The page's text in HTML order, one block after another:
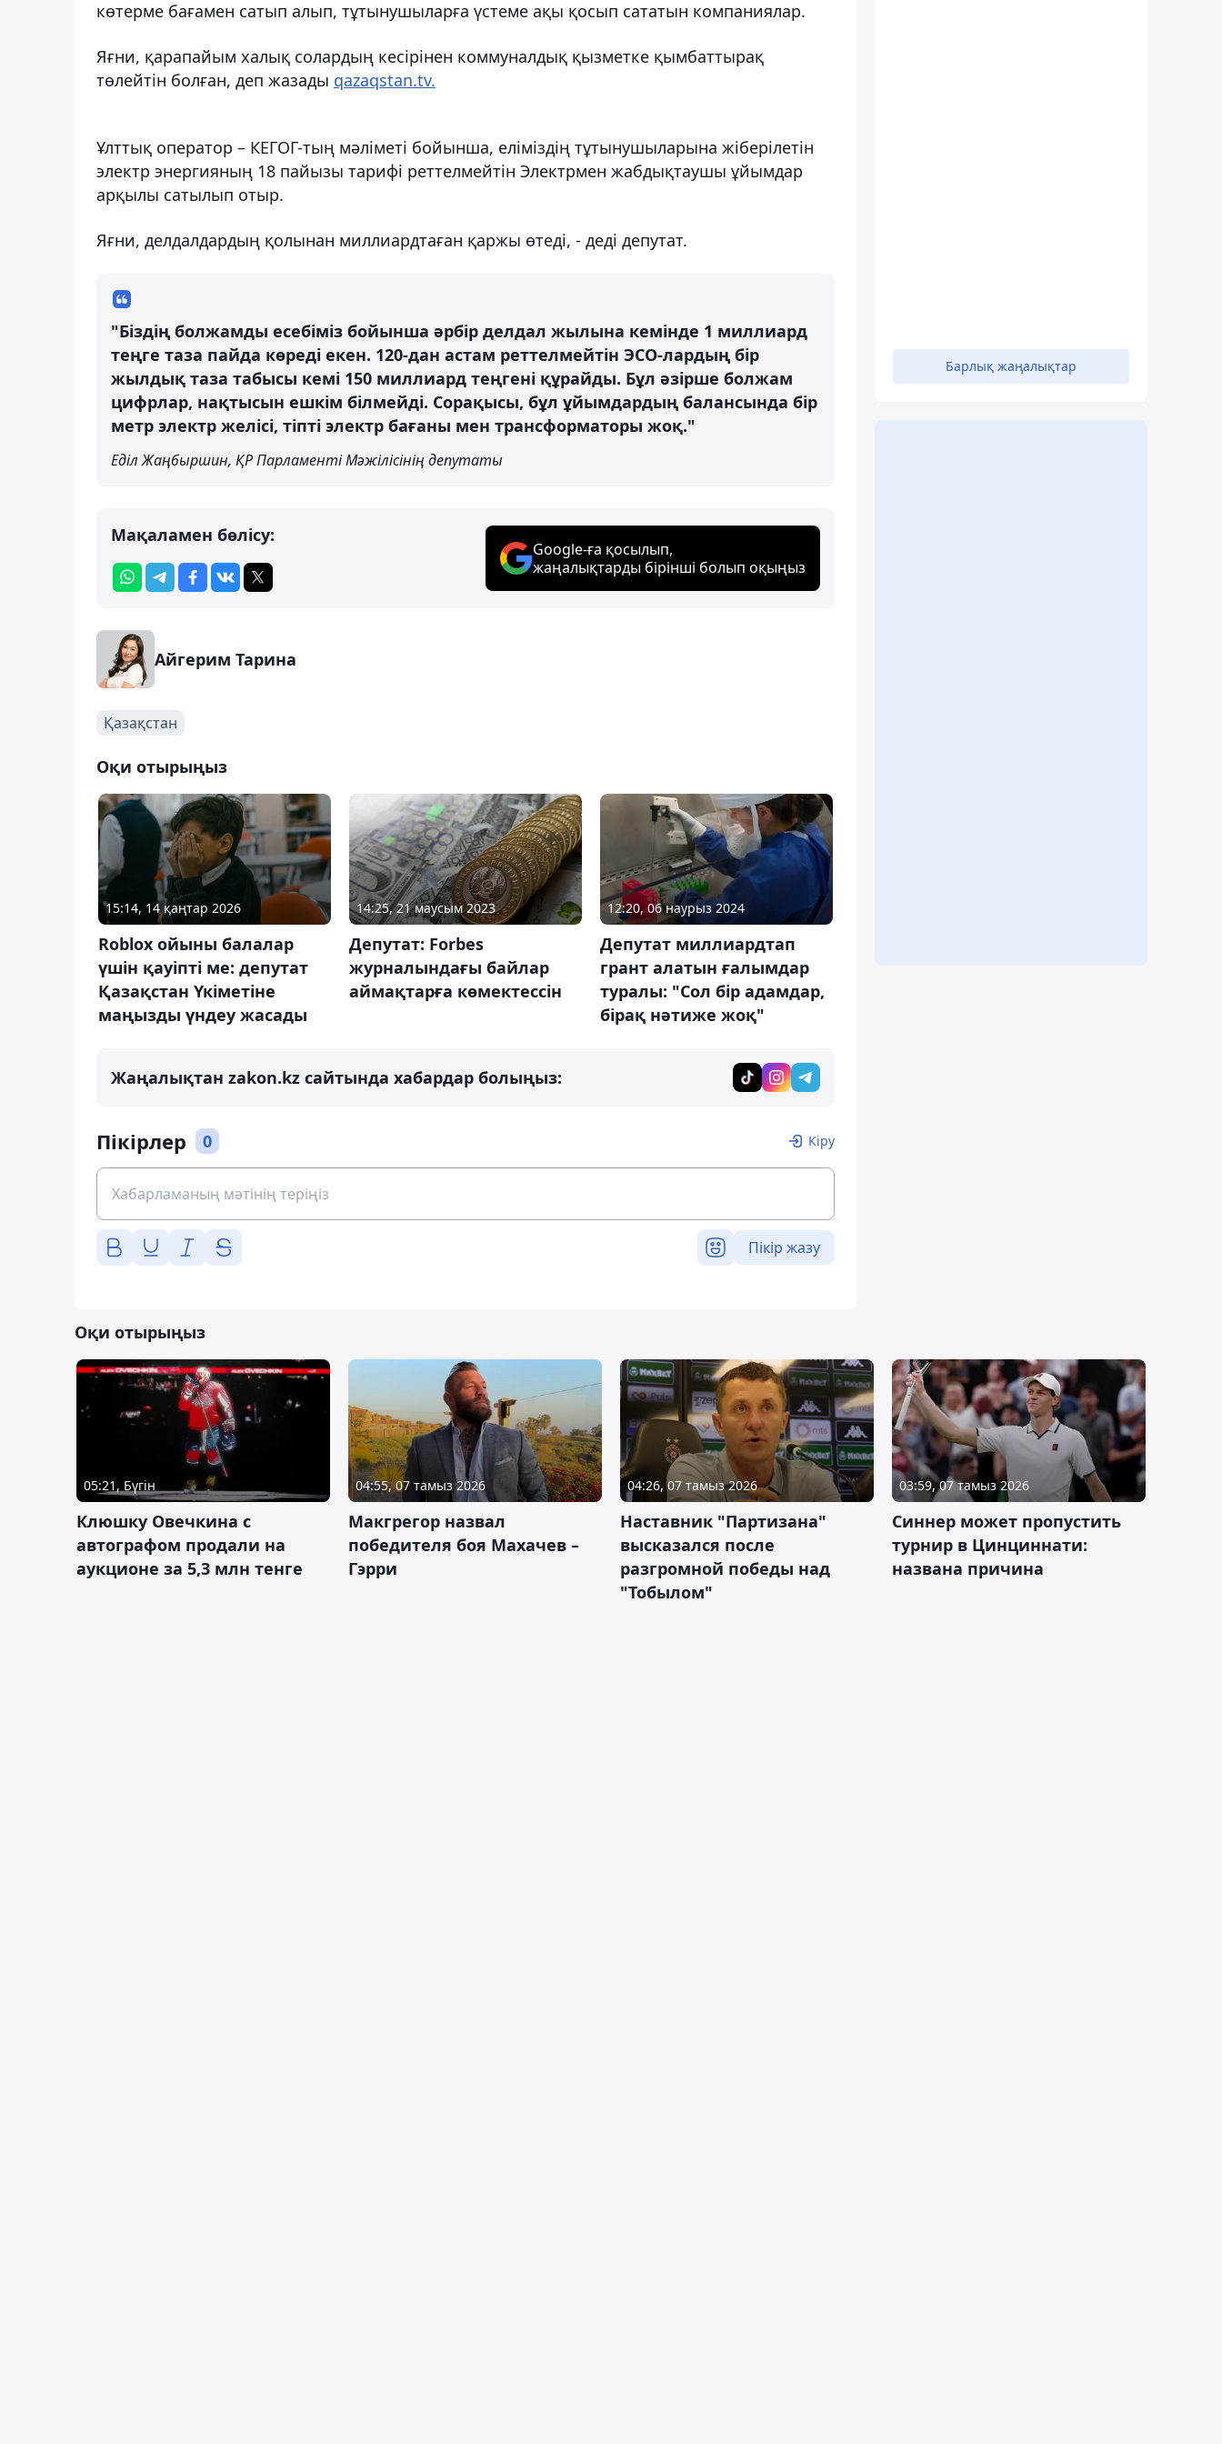
көтерме бағамен сатып алып, тұтынушыларға үстеме ақы қосып сататын компаниялар.
Яғни, қарапайым халық солардың кесірінен коммуналдық қызметке қымбаттырақ
төлейтін болған, деп жазады qazaqstan.tv.
Ұлттық оператор – КЕГОГ-тың мәліметі бойынша, еліміздің тұтынушыларына жіберілетін
электр энергияның 18 пайызы тарифі реттелмейтін Электрмен жабдықтаушы ұйымдар
арқылы сатылып отыр.
Яғни, делдалдардың қолынан миллиардтаған қаржы өтеді, - деді депутат.
"Біздің болжамды есебіміз бойынша әрбір делдал жылына кемінде 1 миллиард
теңге таза пайда көреді екен. 120-дан астам реттелмейтін ЭСО-лардың бір
жылдық таза табысы кемі 150 миллиард теңгені құрайды. Бұл әзірше болжам
цифрлар, нақтысын ешкім білмейді. Сорақысы, бұл ұйымдардың балансында бір
метр электр желісі, тіпті электр бағаны мен трансформаторы жоқ."
Еділ Жаңбыршин, ҚР Парламенті Мәжілісінің депутаты
Мақаламен бөлісу:
Google-ға қосылып,
жаңалықтарды бірінші болып оқыңыз
Айгерим Тарина
Қазақстан
Оқи отырыңыз
15:14, 14 қаңтар 2026
Roblox ойыны балалар
үшін қауіпті ме: депутат
Қазақстан Үкіметіне
маңызды үндеу жасады
14:25, 21 маусым 2023
Депутат: Forbes
журналындағы байлар
аймақтарға көмектессін
12:20, 06 наурыз 2024
Депутат миллиардтап
грант алатын ғалымдар
туралы: "Сол бір адамдар,
бірақ нәтиже жоқ"
Жаңалықтан zakon.kz сайтында хабардар болыңыз:
Пікірлер 0 Кіру
Пікір жазу
Барлық жаңалықтар
Оқи отырыңыз
05:21, Бүгін
Клюшку Овечкина с
автографом продали на
аукционе за 5,3 млн тенге
04:55, 07 тамыз 2026
Макгрегор назвал
победителя боя Махачев –
Гэрри
04:26, 07 тамыз 2026
Наставник "Партизана"
высказался после
разгромной победы над
"Тобылом"
03:59, 07 тамыз 2026
Синнер может пропустить
турнир в Цинциннати:
названа причина